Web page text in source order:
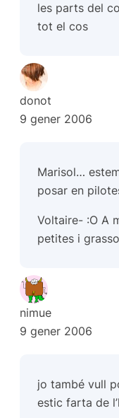
les parts del
tot el cos
donot
9 gener 2006
Marisol…
posar en
Voltaire- :O A
petites i
nimue
9 gener 2006
jo també vull
estic farta de